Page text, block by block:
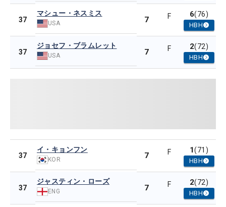
37
マシュー・ネスミス
USA 7 F 6(76)
HBH
37
ジョセフ・ブラムレット
USA 7 F 2(72)
HBH
37
イ・キョンフン
KOR 7 F 1(71)
HBH
37
ジャスティン・ローズ
ENG 7 F 2(72)
HBH